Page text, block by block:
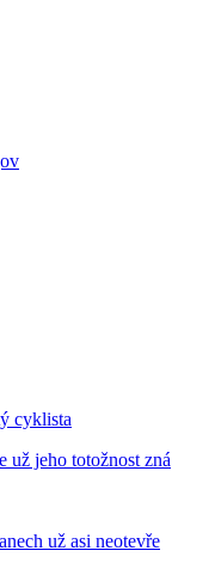
cyklista
už jeho totožnost zná
už asi neotevře